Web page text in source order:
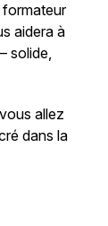
aidera à
solide,
allez
dans la